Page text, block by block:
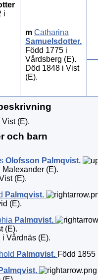
i
m Catharina
Samuelsdotter.
Född 1775 i
Vårdsberg (E).
Död 1848 i Vist
(E).
(E).
och barn
Olofsson Palmqvist.
Malexander (E).
(E).
Palmqvist.
(E).
Palmqvist.
(E).
i Vårdnäs (E).
Palmqvist. Född 1855
Palmqvist.